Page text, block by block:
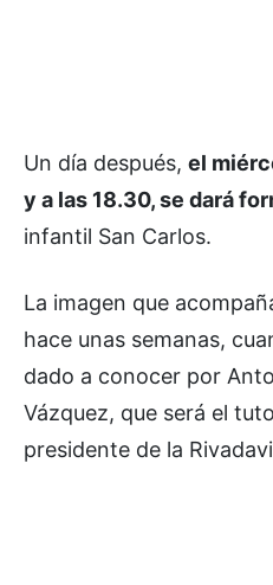
Un día después, el
y a las 18.30, se dará
infantil San Carlos.
La imagen que
hace unas semanas,
dado a conocer por
Vázquez, que será el
presidente de la